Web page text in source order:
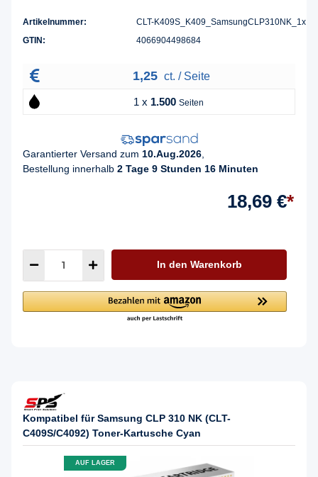
Artikelnummer:
CLT-K409S_K409_SamsungCLP310NK_1x
GTIN:
4066904498684
1,25 ct. / Seite
1 x 1.500 Seiten
Garantierter Versand zum 10.Aug.2026
Bestellung innerhalb 2 Tage 9 Stunden 16 Minuten
18,69 €*
In den Warenkorb
Kompatibel für Samsung CLP 310 NK (CLT-
C409S/C4092) Toner-Kartusche Cyan
AUF LAGER